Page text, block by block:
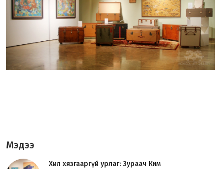
Мэдээ
Хил хязгааргүй урлаг: Зураач Ким